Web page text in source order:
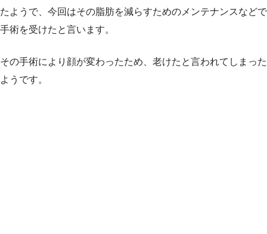
たようで、今回はその脂肪を減らすためのメンテナンスなどで
手術を受けたと言います。
その手術により顔が変わったため、老けたと言われてしまった
ようです。